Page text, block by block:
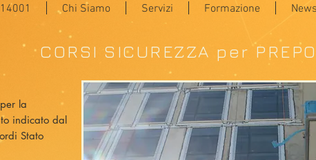
Chi Siamo Servizi Formazione
CORSI SICUREZZA per
per la
indicato dal
Stato